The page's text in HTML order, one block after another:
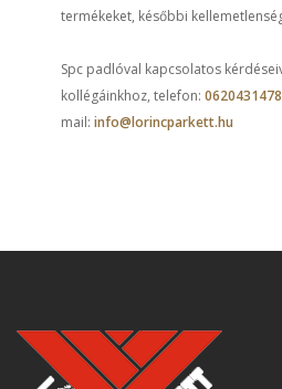
termékeket, későbbi
Spc padlóval kapcsolatos
kollégáinkhoz, telefon:
mail: info@lorincparkett.hu